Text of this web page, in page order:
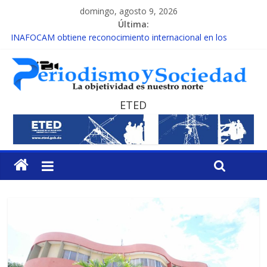
domingo, agosto 9, 2026
Última:
INAFOCAM obtiene reconocimiento internacional en los
15 de febrero de cada año es Día Nacional de la lucha contra el
cáncer infantil
EL ENFOQUE UNILATERAL DE LA COALICIÓN
MESCyT y Universidad Albizu apoyarán rehabilitación de
reclusos
MESCyT presenta calendario de Consulta Nacional por la
Educación
ETED